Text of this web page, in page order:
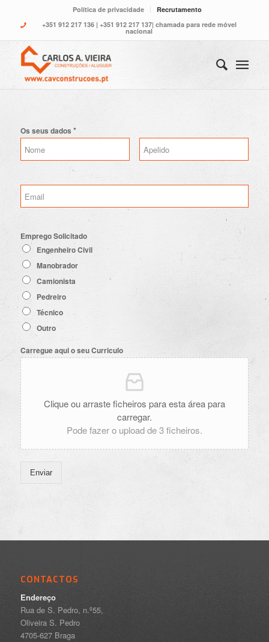
Política de privacidade
Recrutamento
+351 912 217 136| +351 912 217 137| chamada para rede móvel
nacional
Os seus dados *
Emprego Solicitado
Engenheiro Civil
Manobrador
Camionista
Pedreiro
Técnico
Outro
Carregue aqui o seu Curriculo
Clique ou arraste ficheiros para esta área para
carregar.
Pode fazer o upload de 3 ficheiros.
Enviar
CONTACTOS
Endereço
Rua de S. Pedro, n.º55,
Oliveira S. Pedro
4705-627 Braga